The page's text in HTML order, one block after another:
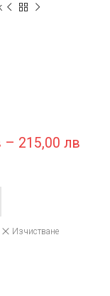
– 215,00 лв
Изчистване